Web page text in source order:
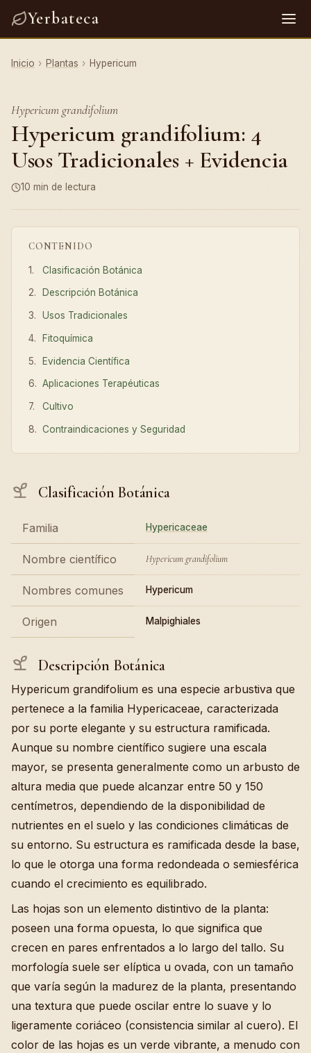
Yerbateca
Inicio › Plantas › Hypericum
Hypericum grandifolium
Hypericum grandifolium: 4
Usos Tradicionales + Evidencia
10 min de lectura
CONTENIDO
Clasificación Botánica
Descripción Botánica
Usos Tradicionales
Fitoquímica
Evidencia Científica
Aplicaciones Terapéuticas
Cultivo
Contraindicaciones y Seguridad
Clasificación Botánica
Familia Hypericaceae
Nombre científico Hypericum grandifolium
Nombres comunes Hypericum
Origen Malpighiales
Descripción Botánica
Hypericum grandifolium es una especie arbustiva que
pertenece a la familia Hypericaceae, caracterizada
por su porte elegante y su estructura ramificada.
Aunque su nombre científico sugiere una escala
mayor, se presenta generalmente como un arbusto de
altura media que puede alcanzar entre 50 y 150
centímetros, dependiendo de la disponibilidad de
nutrientes en el suelo y las condiciones climáticas de
su entorno. Su estructura es ramificada desde la base,
lo que le otorga una forma redondeada o semiesférica
cuando el crecimiento es equilibrado.
Las hojas son un elemento distintivo de la planta:
poseen una forma opuesta, lo que significa que
crecen en pares enfrentados a lo largo del tallo. Su
morfología suele ser elíptica u ovada, con un tamaño
que varía según la madurez de la planta, presentando
una textura que puede oscilar entre lo suave y lo
ligeramente coriáceo (consistencia similar al cuero). El
color de las hojas es un verde vibrante, a menudo con